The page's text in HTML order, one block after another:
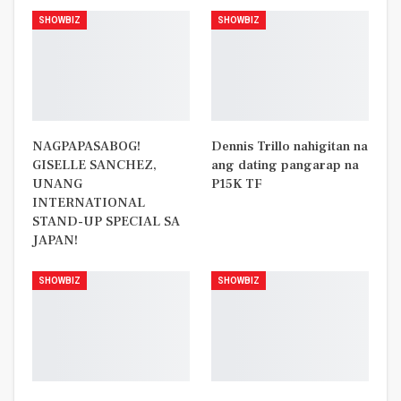
SHOWBIZ
NAGPAPASABOG!
GISELLE SANCHEZ,
UNANG
INTERNATIONAL
STAND-UP SPECIAL SA
JAPAN!
SHOWBIZ
Dennis Trillo nahigitan na
ang dating pangarap na
P15K TF
SHOWBIZ SHOWBIZ